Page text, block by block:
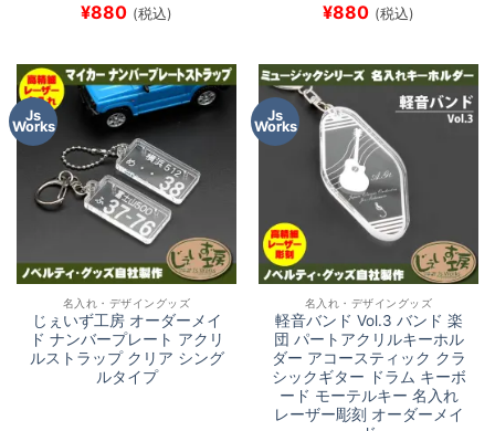
¥880 (税込) ¥880 (税込)
Js
Works
名入れ・デザイングッズ
じぇいず工房 オーダーメイ
ド ナンバープレート アクリ
ルストラップ クリア シング
ルタイプ
Js
Works
名入れ・デザイングッズ
軽音バンド Vol.3 バンド 楽
団 パートアクリルキーホル
ダー アコースティック クラ
シックギター ドラム キーボ
ード モーテルキー 名入れ
レーザー彫刻 オーダーメイ